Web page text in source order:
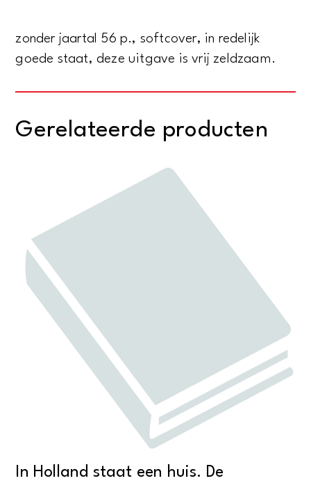
zonder jaartal 56 p., softcover, in redelijk
goede staat, deze uitgave is vrij zeldzaam.
Gerelateerde producten
In Holland staat een huis. De